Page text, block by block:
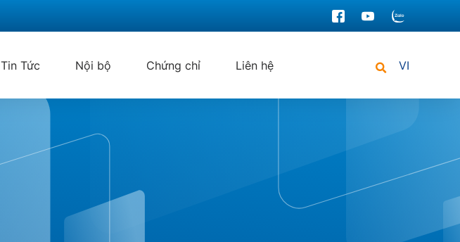
Tin Tức Nội bộ Chứng chỉ Liên hệ VI